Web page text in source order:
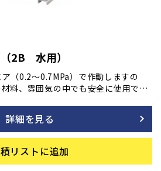
2B 水用）
（0.2～0.7MPa）で作動しますの
料、雰囲気の中でも安全に使用で
詳細を見る
リストに追加